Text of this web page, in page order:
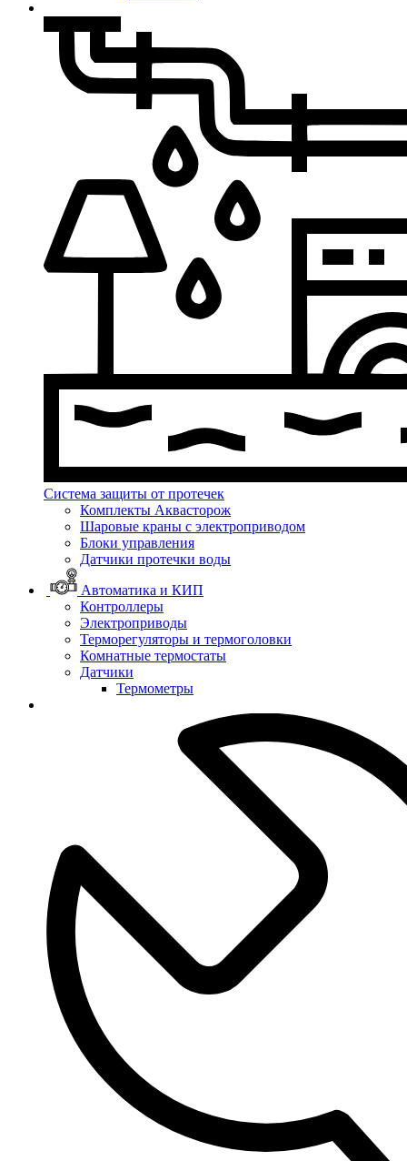
Система защиты от протечек
Комплекты Аквасторож
Шаровые краны с электроприводом
Блоки управления
Датчики протечки воды
Автоматика и КИП
Контроллеры
Электроприводы
Терморегуляторы и термоголовки
Комнатные термостаты
Датчики
Термометры